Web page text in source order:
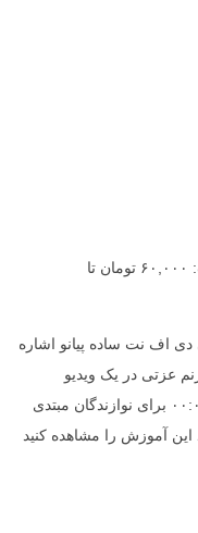
محدوده قیمت: ۶۰,۰۰۰ تومان تا
دی اف نت ساده پیانو اشاره
عزتی در یک ویدیو
آموزشی با فرمت MP4 و زمان تقریبی ۰۰:۰۵:۱۱ برای نوازندگان مبتدی
این آموزش را مشاهده کنید